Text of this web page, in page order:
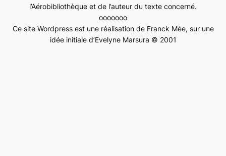
l’Aérobibliothèque et de l’auteur du texte concerné.
ooooooo
Ce site Wordpress est une réalisation de Franck Mée, sur une
idée initiale d’Evelyne Marsura © 2001